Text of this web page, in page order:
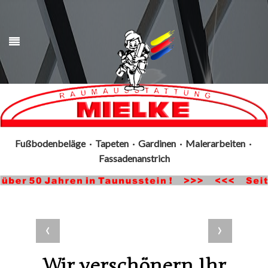
Fußbodenbeläge · Tapeten · Gardinen · Malerarbeiten ·
Fassadenanstrich
›
‹